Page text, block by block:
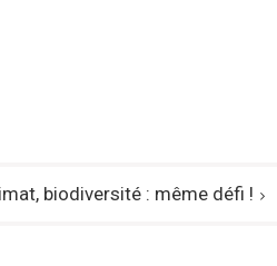
biodiversité : même défi !